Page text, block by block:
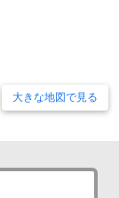
大きな地図で見る